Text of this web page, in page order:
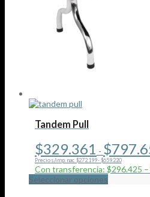
Tandem Pull
$329.361 - $
Precio s/imp. nac. $272.199 - $659.220
Con transferencia: $296.425
Seleccionar opciones